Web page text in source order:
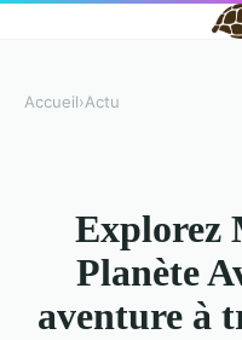
Accueil›Actu
Explorez
Planète
aventure à